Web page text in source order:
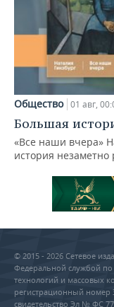
Общество 01 авг,
Большая
«Все наши вчера»
история
© 2015 - 2026 Сетевое
Федеральной службой
технологий и массовых
регистрационный номер
свидетельство Эл № ФС